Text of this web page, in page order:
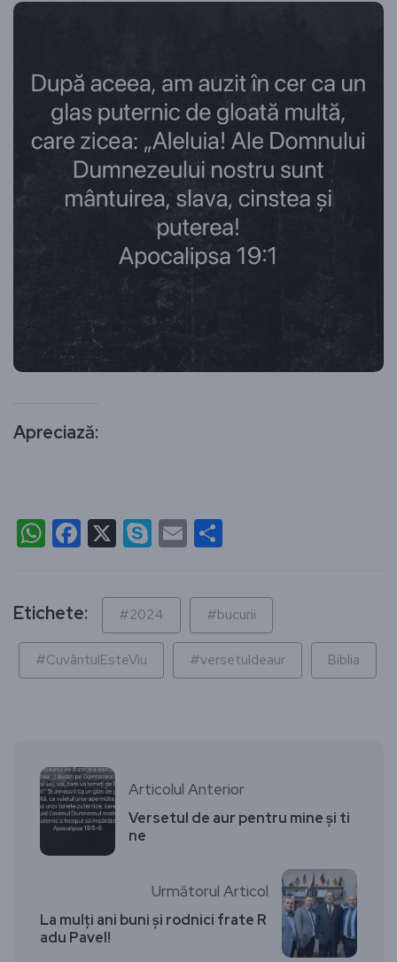
Apreciază:
WhatsApp
Facebook
X Skype
Email
Etichete: #2024 #bucurii
#CuvântulEsteViu #versetuldeaur Biblia
Articolul Anterior
Versetul de aur pentru mine și ti
ne
Următorul Articol
La mulți ani buni și rodnici frate R
adu Pavel!